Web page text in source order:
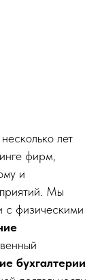
лет
фирм,
и
Мы
с физическими
бухгалтерии